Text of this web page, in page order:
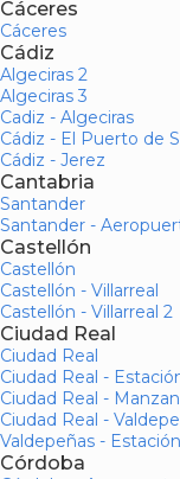
Cáceres
Cáceres
Cádiz
Algeciras 2
Algeciras 3
Cadiz - Algeciras
Cádiz - El Puerto de
Cádiz - Jerez
Cantabria
Santander
Santander -
Castellón
Castellón
Castellón - Villarreal
Castellón - Villarreal 2
Ciudad Real
Ciudad Real
Ciudad Real -
Ciudad Real -
Ciudad Real -
Valdepeñas -
Córdoba